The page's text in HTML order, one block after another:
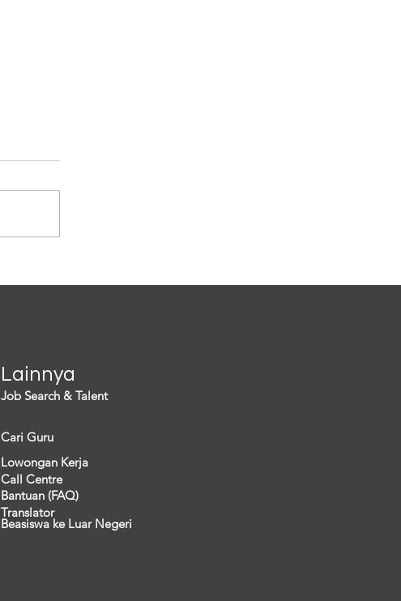
tetapi menimbulkan persoalan
Lainnya
Job Search & Talent
Cari Guru
Lowongan Kerja
Call Centre
Bantuan (FAQ)
Translator
Beasiswa ke Luar Negeri